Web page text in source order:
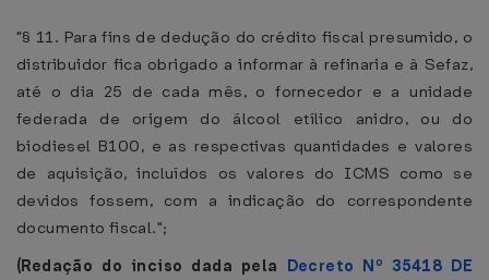
"§ 11. Para fins de dedução do crédito fiscal presumido, o
distribuidor fica obrigado a informar à refinaria e à Sefaz,
até o dia 25 de cada mês, o fornecedor e a unidade
federada de origem do álcool etílico anidro, ou do
biodiesel B100, e as respectivas quantidades e valores
de aquisição, incluídos os valores do ICMS como se
devidos fossem, com a indicação do correspondente
documento fiscal.";
(Redação do inciso dada pela Decreto Nº 35418 DE